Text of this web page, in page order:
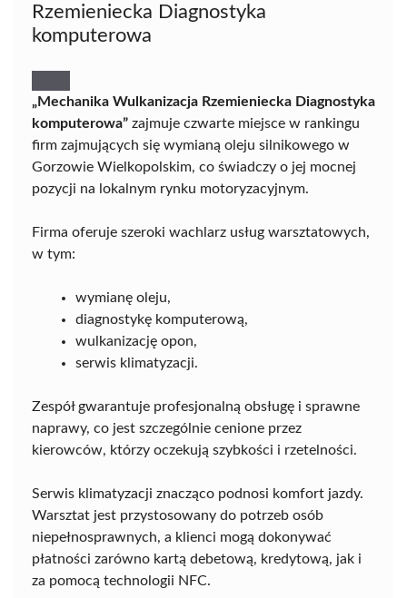
Rzemieniecka Diagnostyka
komputerowa
„Mechanika Wulkanizacja Rzemieniecka Diagnostyka
komputerowa” zajmuje czwarte miejsce w rankingu
firm zajmujących się wymianą oleju silnikowego w
Gorzowie Wielkopolskim, co świadczy o jej mocnej
pozycji na lokalnym rynku motoryzacyjnym.
Firma oferuje szeroki wachlarz usług warsztatowych,
w tym:
wymianę oleju,
diagnostykę komputerową,
wulkanizację opon,
serwis klimatyzacji.
Zespół gwarantuje profesjonalną obsługę i sprawne
naprawy, co jest szczególnie cenione przez
kierowców, którzy oczekują szybkości i rzetelności.
Serwis klimatyzacji znacząco podnosi komfort jazdy.
Warsztat jest przystosowany do potrzeb osób
niepełnosprawnych, a klienci mogą dokonywać
płatności zarówno kartą debetową, kredytową, jak i
za pomocą technologii NFC.